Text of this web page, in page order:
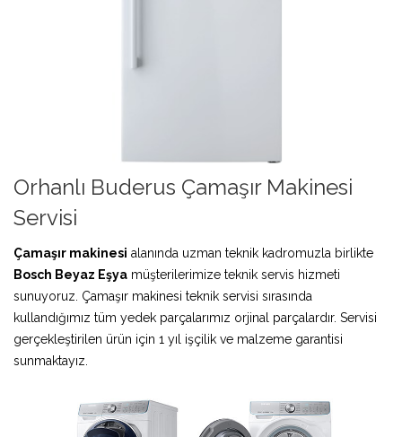
Orhanlı Buderus Çamaşır Makinesi
Servisi
Çamaşır makinesi alanında uzman teknik kadromuzla birlikte
Bosch Beyaz Eşya müşterilerimize teknik servis hizmeti
sunuyoruz. Çamaşır makinesi teknik servisi sırasında
kullandığımız tüm yedek parçalarımız orjinal parçalardır. Servisi
gerçekleştirilen ürün için 1 yıl işçilik ve malzeme garantisi
sunmaktayız.